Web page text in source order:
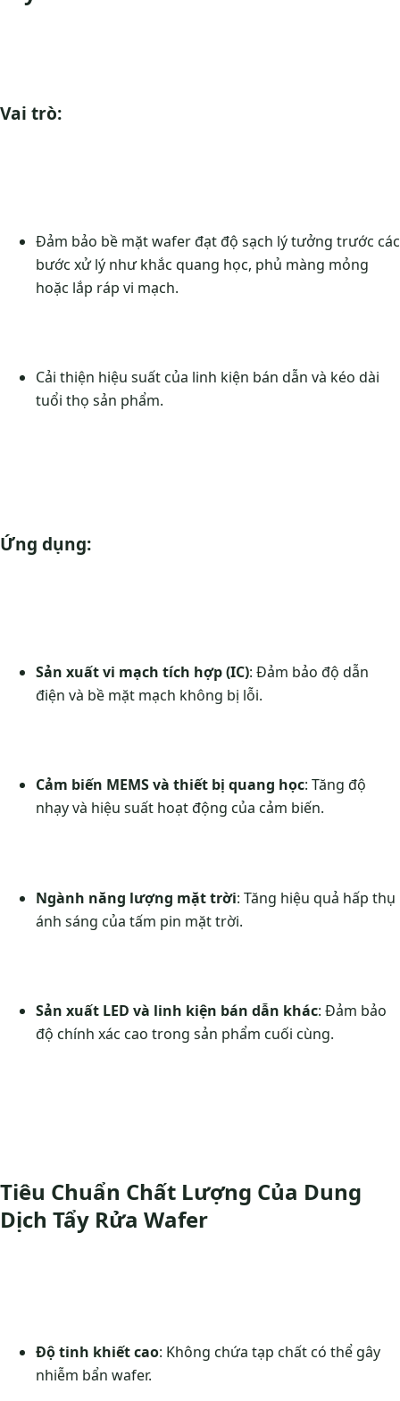
Vai trò:
Đảm bảo bề mặt wafer đạt độ sạch lý tưởng trước các
bước xử lý như khắc quang học, phủ màng mỏng
hoặc lắp ráp vi mạch.
Cải thiện hiệu suất của linh kiện bán dẫn và kéo dài
tuổi thọ sản phẩm.
Ứng dụng:
Sản xuất vi mạch tích hợp (IC): Đảm bảo độ dẫn
điện và bề mặt mạch không bị lỗi.
Cảm biến MEMS và thiết bị quang học: Tăng độ
nhạy và hiệu suất hoạt động của cảm biến.
Ngành năng lượng mặt trời: Tăng hiệu quả hấp thụ
ánh sáng của tấm pin mặt trời.
Sản xuất LED và linh kiện bán dẫn khác: Đảm bảo
độ chính xác cao trong sản phẩm cuối cùng.
Tiêu Chuẩn Chất Lượng Của Dung
Dịch Tẩy Rửa Wafer
Độ tinh khiết cao: Không chứa tạp chất có thể gây
nhiễm bẩn wafer.